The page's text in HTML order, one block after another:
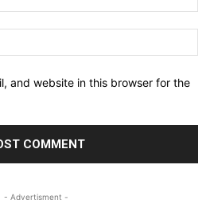
and website in this browser for the
- Advertisment -